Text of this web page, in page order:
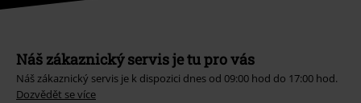
Náš zákaznický servis je tu pro vás
Náš zákaznický servis je k dispozici dnes od 09:00 hod do 17:00 hod.
Dozvědět se více